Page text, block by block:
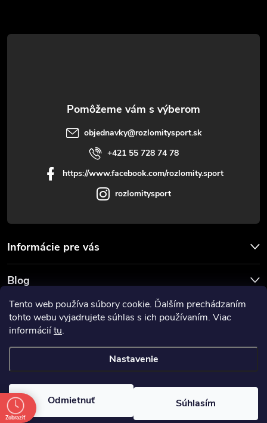
Tento web používa súbory cookie. Ďalším prechádzaním
tohto webu vyjadrujete súhlas s ich používaním. Viac
informáciítu.
Nastavenie
Odmietnuť Súhlasím
t
objednavky@rozlomitysport.sk
+421 55 728 74 78
https://www.facebook.com/rozlomity.sport
rozlomitysport
Informácie pre vás
Blog
Prijímame online platby
Rozlomitysport. Všetky práva vyhradené.
Zobraziť